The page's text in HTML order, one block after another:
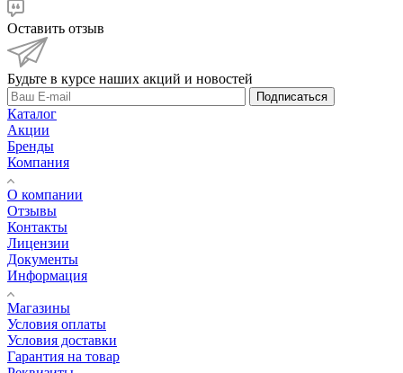
Оставить отзыв
Будьте в курсе наших акций и новостей
Подписаться
Каталог
Акции
Бренды
Компания
О компании
Отзывы
Контакты
Лицензии
Документы
Информация
Магазины
Условия оплаты
Условия доставки
Гарантия на товар